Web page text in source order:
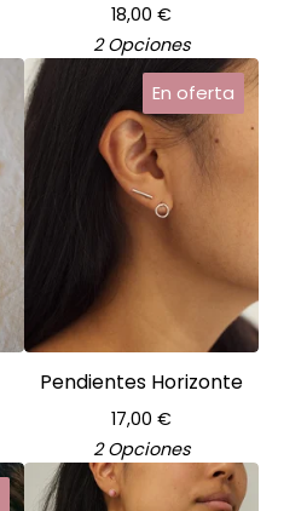
18,00 €
2 Opciones
En oferta
Pendientes Horizonte
17,00 €
2 Opciones